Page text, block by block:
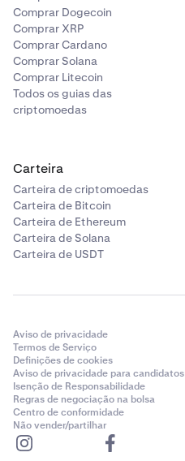
Comprar Dogecoin
Comprar XRP
Comprar Cardano
Comprar Solana
Comprar Litecoin
Todos os guias das
criptomoedas
Carteira
Carteira de criptomoedas
Carteira de Bitcoin
Carteira de Ethereum
Carteira de Solana
Carteira de USDT
Aviso de privacidade
Termos de Serviço
Definições de cookies
Aviso de privacidade para candidatos
Isenção de Responsabilidade
Regras de negociação na bolsa
Centro de conformidade
Não vender/partilhar